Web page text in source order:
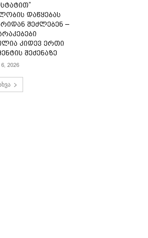
დაწყებას
შეძლებენ –
კიდევ ერთი
შეძენაზე
2026